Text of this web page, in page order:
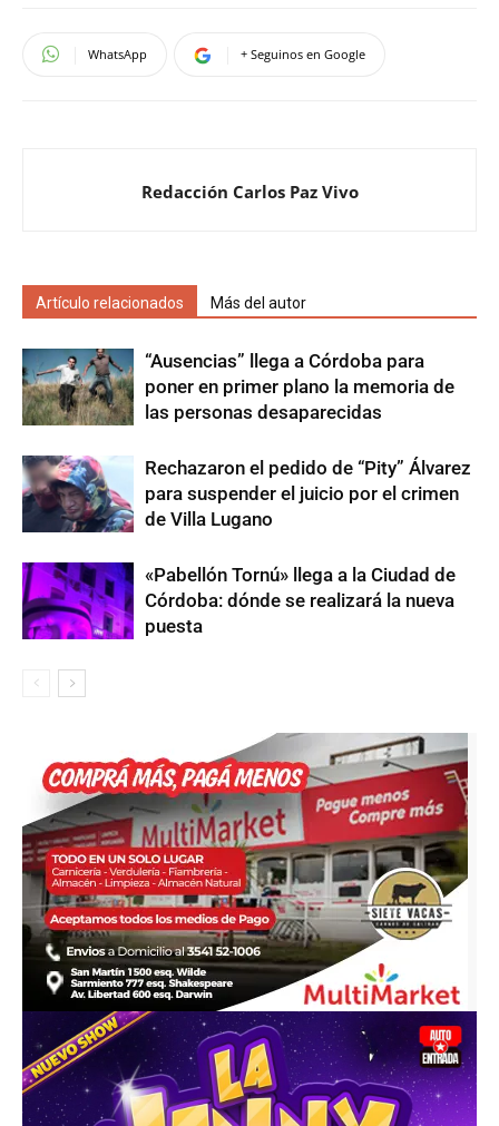
WhatsApp + Seguinos en Google
Redacción Carlos Paz Vivo
Artículo relacionados Más del autor
“Ausencias” llega a Córdoba para
poner en primer plano la memoria de
las personas desaparecidas
Rechazaron el pedido de “Pity” Álvarez
para suspender el juicio por el crimen
de Villa Lugano
«Pabellón Tornú» llega a la Ciudad de
Córdoba: dónde se realizará la nueva
puesta